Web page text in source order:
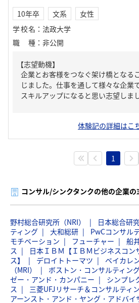
10年卒 文系
女性
学校名 ： 法政大学
職種 ： 非公開
【志望動機】
企業とお客様をつなぐ架け橋となる
じました。仕事を通して様々な企業
スキルアップになると思い志望しまし
体験記の詳細はこ
1
コンサル/シンクタンクの他の企業
野村総合研究所（NRI） 日本総合研
ティング
大和総研 PwCコンサル
モチベーション
フューチャー
船
ス
日本ＩＢＭ【ＩＢＭビジネスコン
ス】
デロイトトーマツ ベイカレ
（MRI）
ボストン・コンサルティン
ゼー・アンド・カンパニー
シンプレ
ス
三菱UFJリサーチ＆コンサルティ
アーンスト・アンド・ヤング・アドバイ